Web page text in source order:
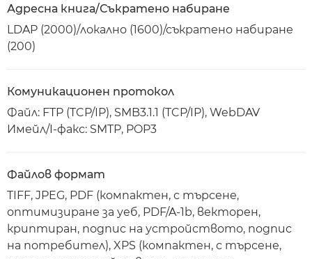
Адресна книга/Съкратено набиране
LDAP (2000)/локално (1600)/съкратено набиране
(200)
Комуникационен протокол
Файл: FTP (TCP/IP), SMB3.1.1 (TCP/IP), WebDAV
Имейл/I-факс: SMTP, POP3
Файлов формат
TIFF, JPEG, PDF (компактен, с търсене,
оптимизиране за уеб, PDF/A-1b, векторен,
криптиран, подпис на устройството, подпис
на потребител), XPS (компактен, с търсене,